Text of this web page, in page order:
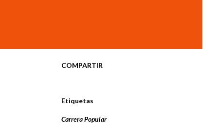
COMPARTIR
Etiquetas
Carrera Popular